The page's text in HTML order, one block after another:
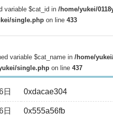
variable $cat_id in /home/yukei/
single.php on line 433
variable $cat_name in /home/
single.php on line 437
日 0xdacae304
日 0x555a56fb